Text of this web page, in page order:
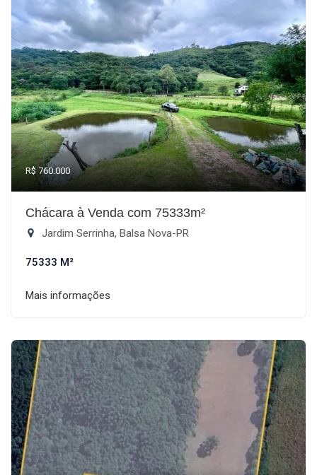
R$ 760.000
Chácara à Venda com 75333m²
Jardim Serrinha, Balsa Nova-PR
75333 M²
Mais informações